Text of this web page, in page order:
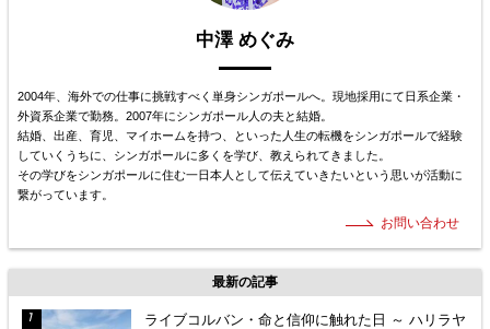
中澤 めぐみ
2004年、海外での仕事に挑戦すべく単身シンガポールへ。現地採用にて日系企業・
外資系企業で勤務。2007年にシンガポール人の夫と結婚。
結婚、出産、育児、マイホームを持つ、といった人生の転機をシンガポールで経験
していくうちに、シンガポールに多くを学び、教えられてきました。
その学びをシンガポールに住む一日本人として伝えていきたいという思いが活動に
繋がっています。
お問い合わせ
最新の記事
ライブコルバン・命と信仰に触れた日 ～ ハリラヤ